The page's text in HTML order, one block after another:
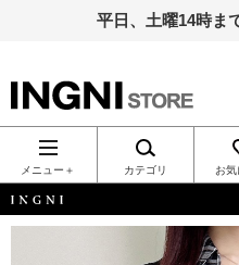
平日、土曜14時ま
INGNI（イン
グ）公式通
販｜INGNI
メニュー＋ カテゴリ お気